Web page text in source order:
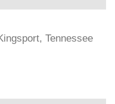
Tennessee